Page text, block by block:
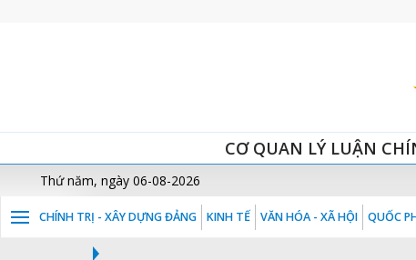
CƠ QUAN LÝ LUẬN
Thứ năm, ngày 06-08-2026
CHÍNH TRỊ - XÂY DỰNG ĐẢNG KINH TẾ VĂN HÓA - XÃ HỘI QUỐC